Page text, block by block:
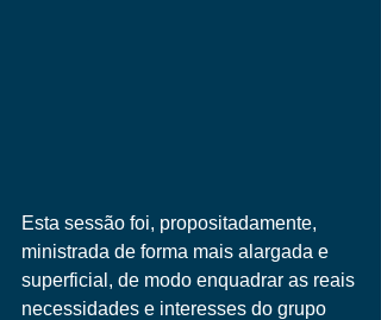
Esta sessão foi, propositadamente,
ministrada de forma mais alargada e
superficial, de modo enquadrar as reais
necessidades e interesses do grupo